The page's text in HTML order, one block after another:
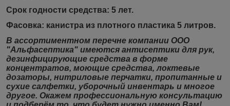
Срок годности средства: 5 лет.
Фасовка: канистра из плотного пластика 5 литров.
В ассортиментном перечне компании ООО
"Альфасептика" имеются антисептики для рук,
дезинфицирующие средства в форме
концентратов, моющие средства, локтевые
дозаторы, нитриловые перчатки, пропитанные и
сухие салфетки, уборочный инвентарь и многое
другое. Окажем профессиональную консультацию